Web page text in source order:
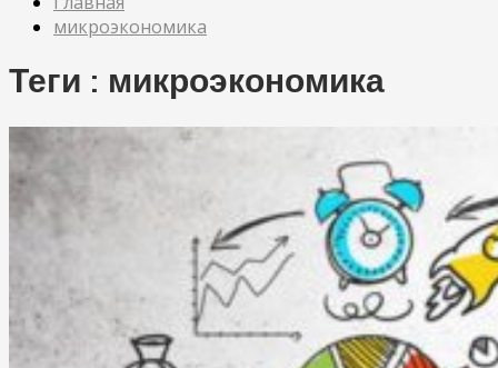
микроэкономика
Теги : микроэкономика